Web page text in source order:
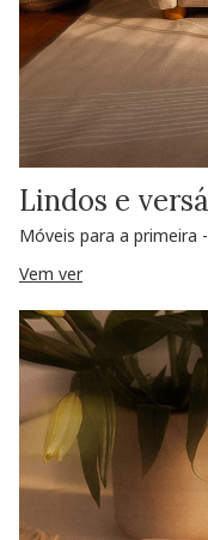
Lindos e
Móveis para a primeira
Vem ver